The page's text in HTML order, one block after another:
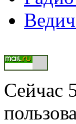
Сейчас